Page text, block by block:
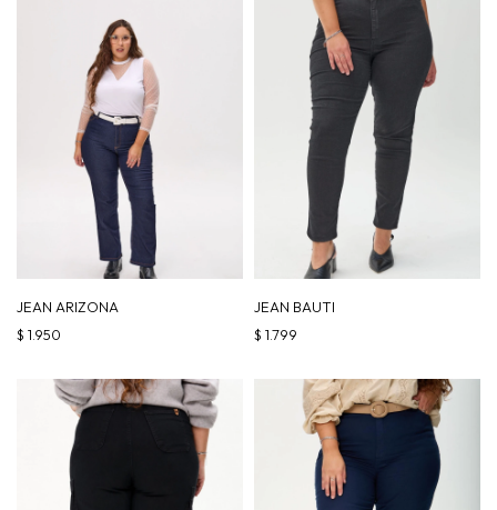
JEAN ARIZONA
$ 1.950
JEAN BAUTI
$ 1.799